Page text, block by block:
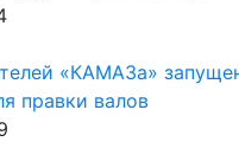
«КАМАЗа»
правки валов